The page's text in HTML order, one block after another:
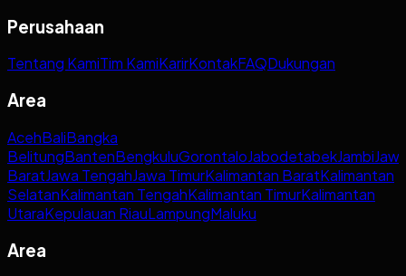
Perusahaan
Tentang KamiTim KamiKarirKontakFAQDukungan
Area
AcehBaliBangka
BelitungBantenBengkuluGorontaloJabodetabekJambi
BaratJawa TengahJawa TimurKalimantan BaratKalimantan
SelatanKalimantan TengahKalimantan TimurKalimantan
UtaraKepulauan RiauLampungMaluku
Area